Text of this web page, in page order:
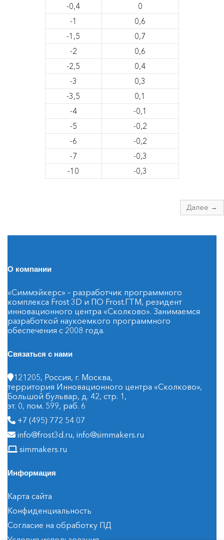
-0,4
0
-1
0,6
-1,5
0,7
-2
0,6
-2,5
0,4
-3
0,3
-3,5
0,1
-4
-0,1
-5
-0,2
-6
-0,2
-7
-0,3
-10
-0,3
Далее →
О компании
«Симмэйкерс» – разработчик программного
комплекса Frost 3D и ПО Frost.ГТМ, резидент
инновационного центра «Сколково». Занимаемся
разработкой наукоемкого программного
обеспечения с 2008 года.
Связаться с нами
121205, Россия, г. Москва,
территория Инновационного центра «Сколково»,
Большой бульвар, д. 42, стр. 1,
эт. 0, пом. 599, раб. 6
+7 (495) 772 54 07
info@frost3d.ru, info@simmakers.ru
simmakers.ru
Информация
Карта сайта
Конфиденциальность
Согласие на обработку ПД